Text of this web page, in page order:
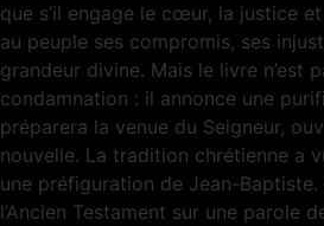
que s’il engage le cœur, la justice
au peuple ses compromis, ses
grandeur divine. Mais le livre n’est
condamnation : il annonce une
préparera la venue du Seigneur,
nouvelle. La tradition chrétienne a
une préfiguration de Jean-Baptiste.
l’Ancien Testament sur une parole